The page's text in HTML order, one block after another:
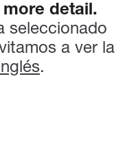
more detail.
seleccionado
a ver la
.